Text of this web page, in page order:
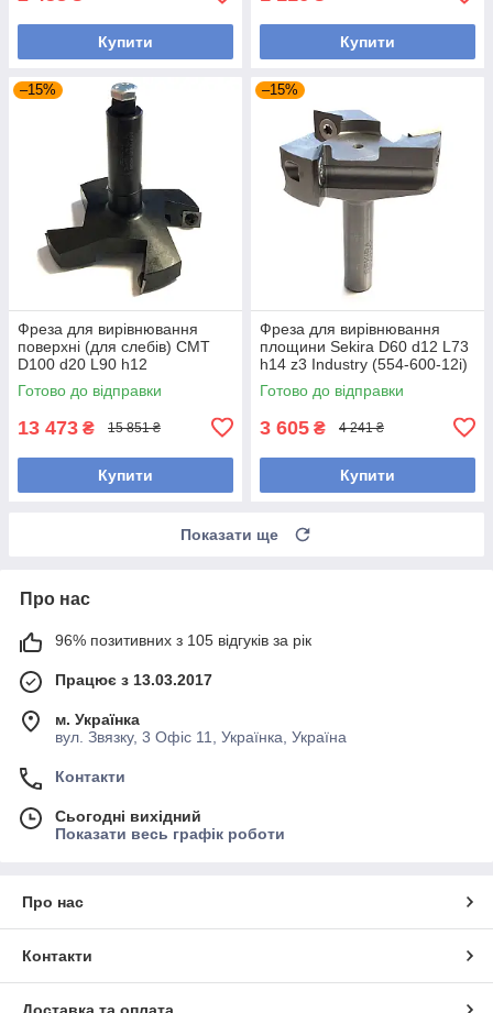
Купити Купити
–15%
Фреза для вирівнювання
поверхні (для слебів) CMT
D100 d20 L90 h12
(663.006.11)
Готово до відправки
13 473 ₴ 15 851 ₴
Купити
–15%
Фреза для вирівнювання
площини Sekira D60 d12 L73
h14 z3 Industry (554-600-12i)
Готово до відправки
3 605 ₴ 4 241 ₴
Купити
Показати ще
Про нас
96% позитивних з 105 відгуків за рік
Працює з 13.03.2017
м. Українка
вул. Звязку, 3 Офіс 11, Українка, Україна
Контакти
Сьогодні вихідний
Показати весь графік роботи
Про нас
Контакти